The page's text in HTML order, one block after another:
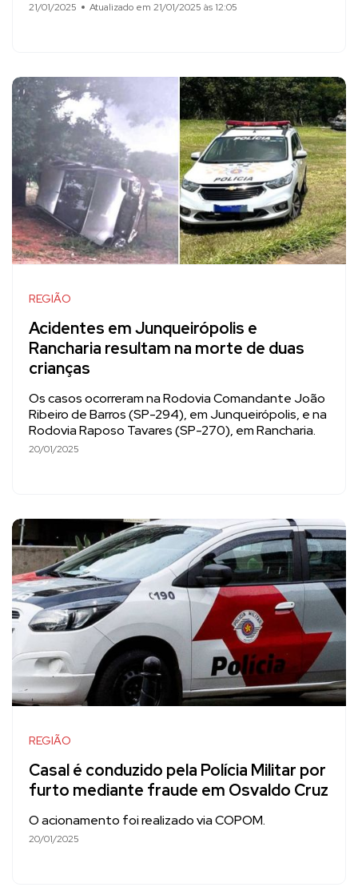
21/01/2025 Atualizado em 21/01/2025 às 12:05
REGIÃO
Acidentes em Junqueirópolis e
Rancharia resultam na morte de duas
crianças
Os casos ocorreram na Rodovia Comandante João
Ribeiro de Barros (SP-294), em Junqueirópolis, e na
Rodovia Raposo Tavares (SP-270), em Rancharia.
20/01/2025
REGIÃO
Casal é conduzido pela Polícia Militar por
furto mediante fraude em Osvaldo Cruz
O acionamento foi realizado via COPOM.
20/01/2025